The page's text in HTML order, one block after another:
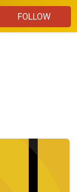
FOLLOW